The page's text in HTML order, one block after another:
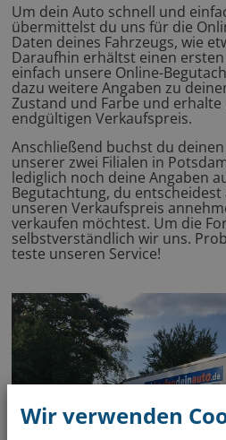
Um dein Auto schnell und
übermittelst du uns für die
Daten deines Fahrzeugs, wie
Daraufhin erhältst einen
einfach unsere Online-
dazu weitere Angaben zu
Zustand und Farbe und
endgültigen Verkaufspreis.
Anschließend buchst du
unserer zwei Filialen in
lediglich noch deine Angaben
Begutachtung, du
unseren Verkaufspreis
verkaufen möchtest. Um die
selbstverständlich wir uns.
teste unseren Service!
Wir verwenden